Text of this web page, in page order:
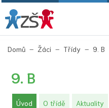
Domů Žáci Třídy 9. B
9. B
Úvod (aktuální)
O třídě Aktuality